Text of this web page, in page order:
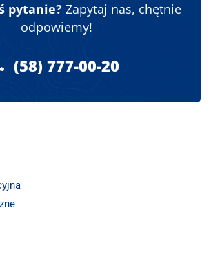
pytanie?Zapytaj nas, chętnie
odpowiemy!
(58) 777-00-20